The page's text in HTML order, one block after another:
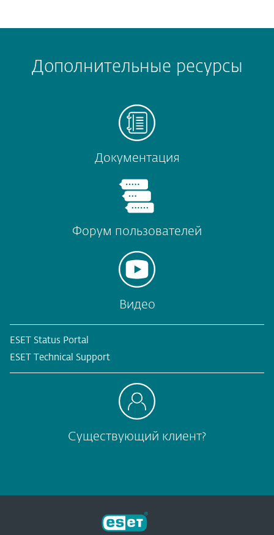
Дополнительные ресурсы
Документация
Форум пользователей
Видео
ESET Status Portal
ESET Technical Support
Существующий клиент?